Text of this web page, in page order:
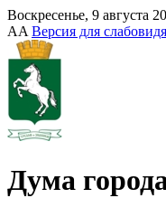
Воскресенье, 9 августа
AA Версия для
Дума